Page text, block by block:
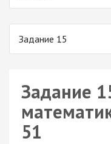
Задание 15
Задание
51